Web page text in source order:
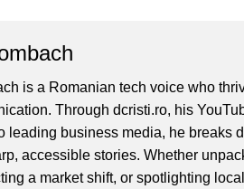
is a Romanian tech voice who
Through dcristi.ro, his
leading business media, he breaks
accessible stories. Whether
a market shift, or spotlighting